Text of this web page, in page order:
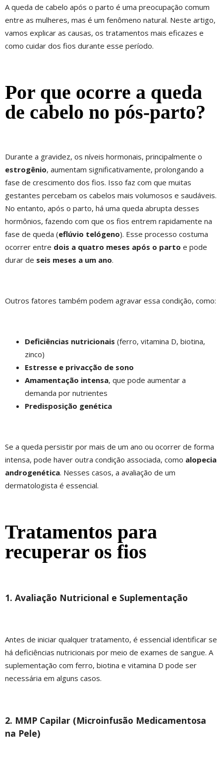
A queda de cabelo após o parto é uma preocupação comum
entre as mulheres, mas é um fenômeno natural. Neste artigo,
vamos explicar as causas, os tratamentos mais eficazes e
como cuidar dos fios durante esse período.
Por que ocorre a queda
de cabelo no pós-parto?
Durante a gravidez, os níveis hormonais, principalmente o
estrogênio, aumentam significativamente, prolongando a
fase de crescimento dos fios. Isso faz com que muitas
gestantes percebam os cabelos mais volumosos e saudáveis.
No entanto, após o parto, há uma queda abrupta desses
hormônios, fazendo com que os fios entrem rapidamente na
fase de queda (eflúvio telógeno). Esse processo costuma
ocorrer entre dois a quatro meses após o parto e pode
durar de seis meses a um ano.
Outros fatores também podem agravar essa condição, como:
Deficiências nutricionais (ferro, vitamina D, biotina,
zinco)
Estresse e privacção de sono
Amamentação intensa, que pode aumentar a
demanda por nutrientes
Predisposição genética
Se a queda persistir por mais de um ano ou ocorrer de forma
intensa, pode haver outra condição associada, como alopecia
androgenética. Nesses casos, a avaliação de um
dermatologista é essencial.
Tratamentos para
recuperar os fios
1. Avaliação Nutricional e Suplementação
Antes de iniciar qualquer tratamento, é essencial identificar se
há deficiências nutricionais por meio de exames de sangue. A
suplementação com ferro, biotina e vitamina D pode ser
necessária em alguns casos.
2. MMP Capilar (Microinfusão Medicamentosa
na Pele)